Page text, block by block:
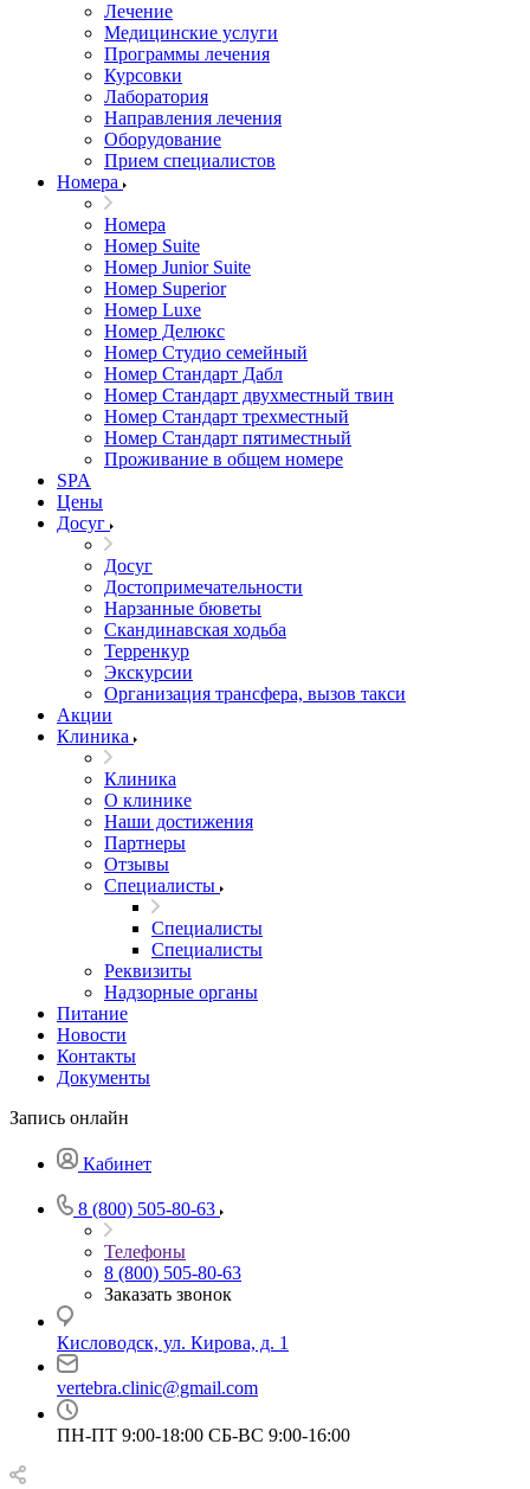
Лечение
Медицинские услуги
Программы лечения
Курсовки
Лаборатория
Направления лечения
Оборудование
Прием специалистов
Номера
Номера
Номер Suite
Номер Junior Suite
Номер Superior
Номер Luxe
Номер Делюкс
Номер Студио семейный
Номер Стандарт Дабл
Номер Стандарт двухместный твин
Номер Стандарт трехместный
Номер Стандарт пятиместный
Проживание в общем номере
SPA
Цены
Досуг
Досуг
Достопримечательности
Нарзанные бюветы
Скандинавская ходьба
Терренкур
Экскурсии
Организация трансфера, вызов такси
Акции
Клиника
Клиника
О клинике
Наши достижения
Партнеры
Отзывы
Специалисты
Специалисты
Специалисты
Реквизиты
Надзорные органы
Питание
Новости
Контакты
Документы
Запись онлайн
Кабинет
8 (800) 505-80-63
Телефоны
8 (800) 505-80-63
Заказать звонок
Кисловодск, ул. Кирова, д. 1
vertebra.clinic@gmail.com
ПН-ПТ 9:00-18:00 СБ-ВС 9:00-16:00